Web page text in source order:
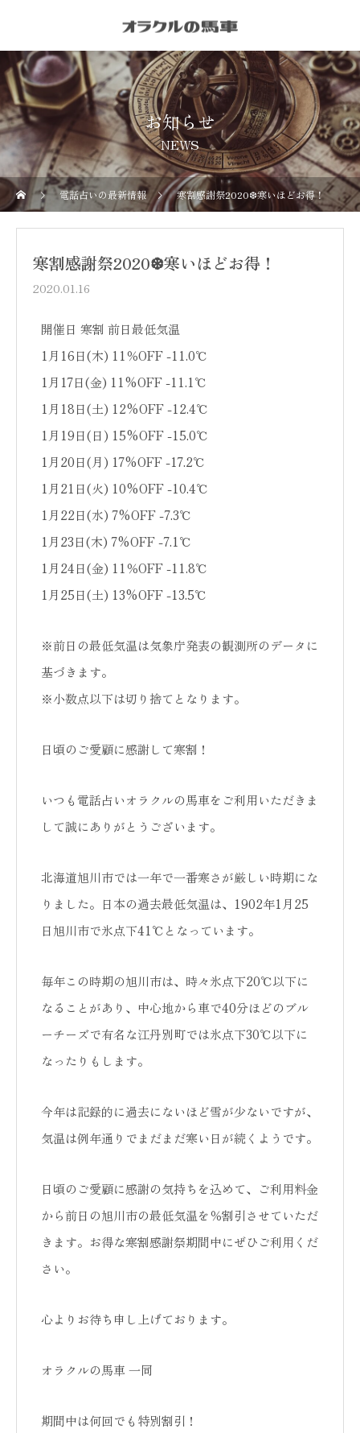
お知らせ
NEWS
電話占いの最新情報 寒割感謝祭2020❆寒いほどお得！
寒割感謝祭2020❆寒いほどお得！
2020.01.16
開催日 寒割 前日最低気温
1月16日(木) 11％OFF -11.0℃
1月17日(金) 11%OFF -11.1℃
1月18日(土) 12%OFF -12.4℃
1月19日(日) 15%OFF -15.0℃
1月20日(月) 17%OFF -17.2℃
1月21日(火) 10%OFF -10.4℃
1月22日(水) 7%OFF -7.3℃
1月23日(木) 7%OFF -7.1℃
1月24日(金) 11％OFF -11.8℃
1月25日(土) 13%OFF -13.5℃
※前日の最低気温は気象庁発表の観測所のデータに
基づきます。
※小数点以下は切り捨てとなります。
日頃のご愛顧に感謝して寒割！
いつも電話占いオラクルの馬車をご利用いただきま
して誠にありがとうございます。
北海道旭川市では一年で一番寒さが厳しい時期にな
りました。日本の過去最低気温は、1902年1月25
日旭川市で氷点下41℃となっています。
毎年この時期の旭川市は、時々氷点下20℃以下に
なることがあり、中心地から車で40分ほどのブル
ーチーズで有名な江丹別町では氷点下30℃以下に
なったりもします。
今年は記録的に過去にないほど雪が少ないですが、
気温は例年通りでまだまだ寒い日が続くようです。
日頃のご愛顧に感謝の気持ちを込めて、ご利用料金
から前日の旭川市の最低気温を％割引させていただ
きます。お得な寒割感謝祭期間中にぜひご利用くだ
さい。
心よりお待ち申し上げております。
オラクルの馬車 一同
期間中は何回でも特別割引！